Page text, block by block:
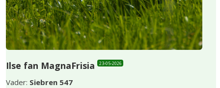
Ilse fan MagnaFrisia 23-05-2026
Vader: Siebren 547